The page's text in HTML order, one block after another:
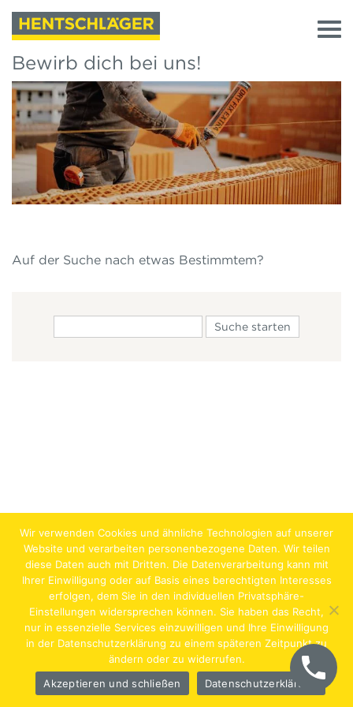
Bewirb dich bei uns!
Auf der Suche nach etwas Bestimmtem?
Jobs Lehrstellen Impressum AGB Datenschutz
Hentschläger Bau GmbH – A-4222 Langenstein,
Wir verwenden Cookies und ähnliche Technologien auf unserer
Website und verarbeiten personenbezogene Daten. Wir teilen
diese Daten auch mit Dritten. Die Datenverarbeitung kann mit
Ihrer Einwilligung oder auf Basis eines berechtigten Interesses
erfolgen, dem Sie in den individuellen Privatsphäre-
Einstellungen widersprechen können. Sie haben das Recht,
nur in essenzielle Services einzuwilligen und Ihre Einwilligung
in der Datenschutzerklärung zu einem späteren Zeitpunkt zu
ändern oder zu widerrufen.
Akzeptieren und schließen
Datenschutzerklärung